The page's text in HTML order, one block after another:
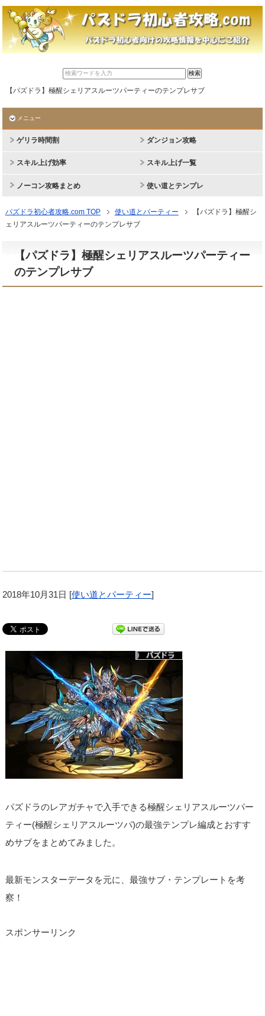
【パズドラ】極醒シェリアスルーツパーティーのテンプレサブ
メニュー
ゲリラ時間割 ダンジョン攻略
スキル上げ効率 スキル上げ一覧
ノーコン攻略まとめ 使い道とテンプレ
パズドラ初心者攻略.com TOP 使い道とパーティー
【パズドラ】極醒シ
ェリアスルーツパーティーのテンプレサブ
【パズドラ】極醒シェリアスルーツパーティー
のテンプレサブ
2018年10月31日 [使い道とパーティー]
パズドラのレアガチャで入手できる極醒シェリアスルーツパー
ティー(極醒シェリアスルーツパ)の最強テンプレ編成とおすす
めサブをまとめてみました。
最新モンスターデータを元に、最強サブ・テンプレートを考
察！
スポンサーリンク